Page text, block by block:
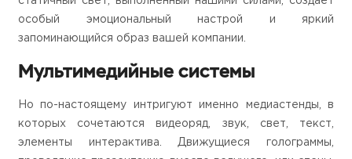
особый эмоциональный настрой и яркий
запоминающийся образ вашей компании.
Мультимедийные системы
Но по-настоящему интригуют именно медиастенды, в
которых сочетаются видеоряд, звук, свет, текст,
элементы интерактива. Движущиеся голограммы,